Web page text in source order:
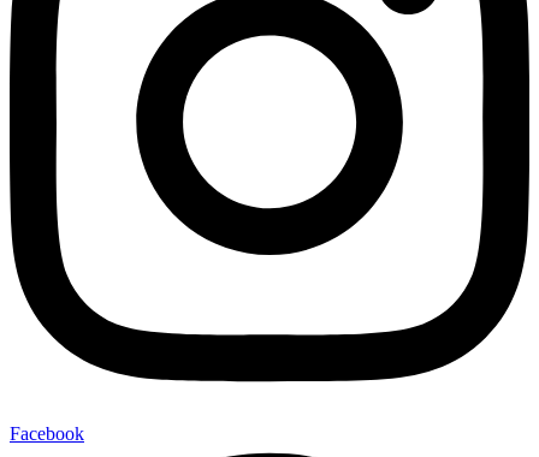
Facebook